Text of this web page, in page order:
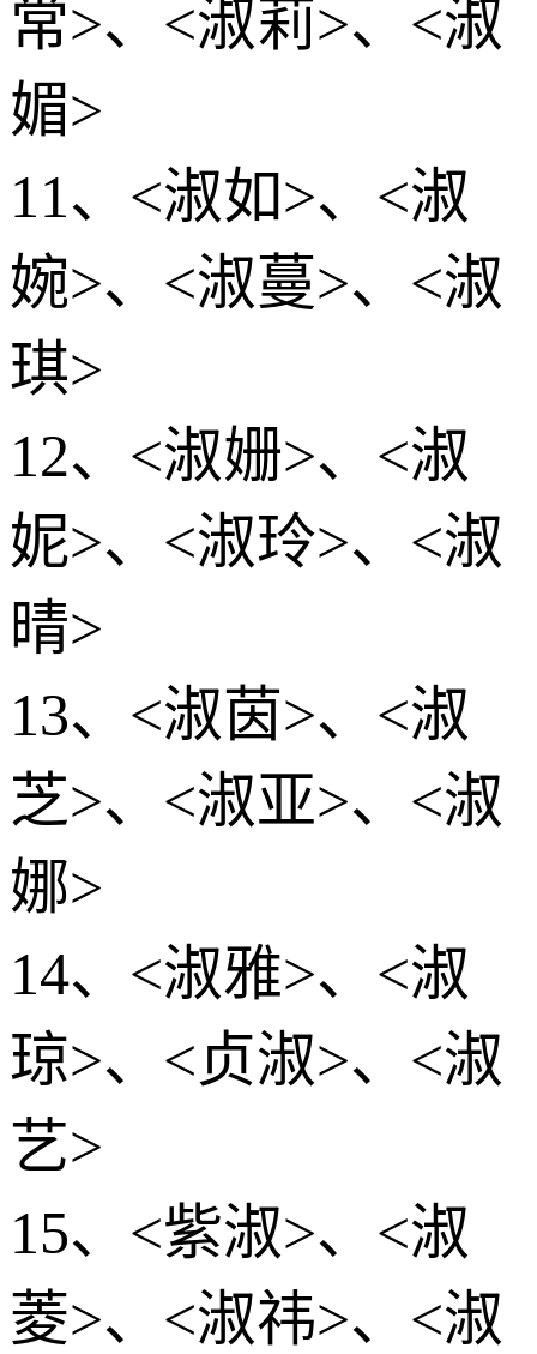
常>、<淑莉>、<淑
媚>
11、<淑如>、<淑
婉>、<淑蔓>、<淑
琪>
12、<淑姗>、<淑
妮>、<淑玲>、<淑
晴>
13、<淑茵>、<淑
芝>、<淑亚>、<淑
娜>
14、<淑雅>、<淑
琼>、<贞淑>、<淑
艺>
15、<紫淑>、<淑
菱>、<淑祎>、<淑